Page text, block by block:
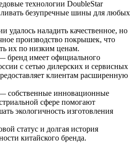
технологии DoubleStar
безупречные шины для любых
удалось наладить качественное, но
производство покрышек, что
их по низким ценам.
бренд имеет официального
с сетью дилерских и сервисных
клиентам расширенную
собственные инновационные
сфере помогают
экологичность изготовления
статус и долгая история
китайского бренда.